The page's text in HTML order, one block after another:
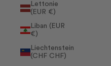
Lettonie
(EUR €)
Liban (EUR
€)
Liechtenstein
(CHF CHF)